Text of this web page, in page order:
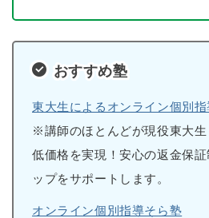
おすすめ塾
東大生によるオンライン個別
※講師のほとんどが現役東大
低価格を実現！安心の返金保
ップをサポートします。
オンライン個別指導そら塾